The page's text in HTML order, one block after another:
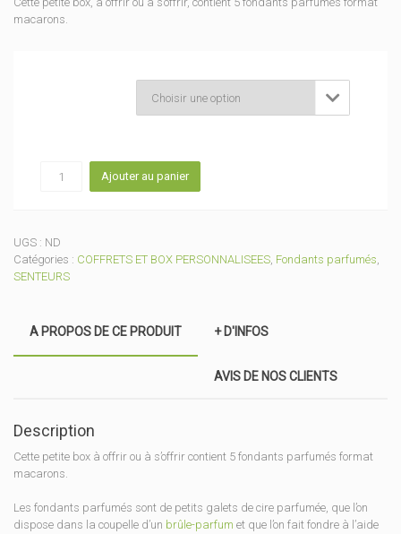
macarons.

parfumés
format
macarons
Ajouter au panier
UGS : ND
Catégories : COFFRETS ET BOX PERSONNALISEES, Fondants parfumés,
SENTEURS
A PROPOS DE CE PRODUIT + D'INFOS
AVIS DE NOS CLIENTS
Description
Cette petite box à offrir ou à s’offrir contient 5 fondants parfumés format
macarons.
Les fondants parfumés sont de petits galets de cire parfumée, que l’on
dispose dans la coupelle d’un brûle-parfum et que l’on fait fondre à l’aide